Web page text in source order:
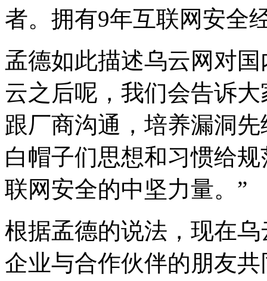
者。拥有9年互联网安全
孟德如此描述乌云网对
云之后呢，我们会告诉
跟厂商沟通，培养漏洞
白帽子们思想和习惯给
联网安全的中坚力量。”
根据孟德的说法，现在
企业与合作伙伴的朋友